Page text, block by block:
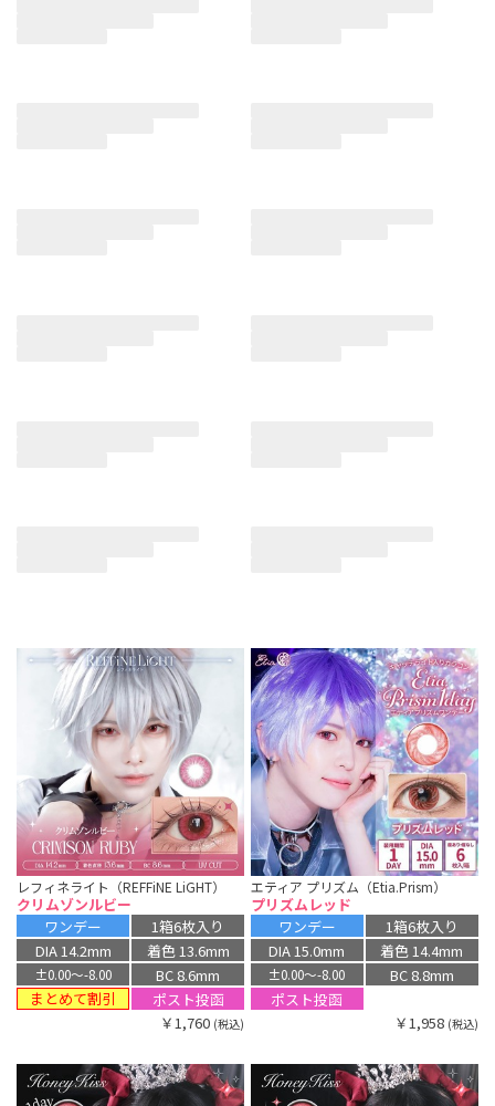
レフィネライト（REFFiNE LiGHT）
クリムゾンルビー
ワンデー
1箱6枚入り
DIA 14.2mm
着色 13.6mm
±0.00〜-8.00
BC 8.6mm
まとめて割引
ポスト投函
￥1,760 (税込)
エティア プリズム（Etia.Prism）
プリズムレッド
ワンデー
1箱6枚入り
DIA 15.0mm
着色 14.4mm
±0.00〜-8.00
BC 8.8mm
ポスト投函
￥1,958 (税込)